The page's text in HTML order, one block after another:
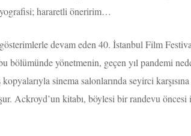
hararetli öneririm…
devam eden 40. İstanbul Film
bölümünde yönetmenin, geçen yıl pandemi
sinema salonlarında seyirci
Ackroyd’un kitabı, böylesi bir randevu